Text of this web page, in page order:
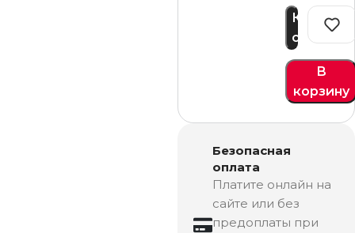
В
корзину
Купить
сейчас
Безопасная
оплата
Платите онлайн на
сайте или без
предоплаты при